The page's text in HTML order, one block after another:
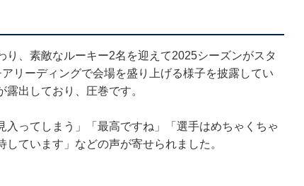
、素敵なルーキー2名を迎えて2025シーズンがスタ
リーディングで会場を盛り上げる様子を披露してい
出しており、圧巻です。
ってしまう」「最高ですね」「選手はめちゃくちゃ
ています」などの声が寄せられました。